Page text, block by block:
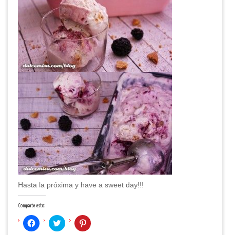
Hasta la próxima y have a sweet day!!!
Comparte esto:
Haz
clic
Haz
clic
Haz
clic